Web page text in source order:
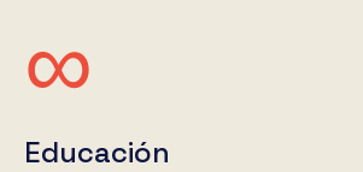
∞
Educación